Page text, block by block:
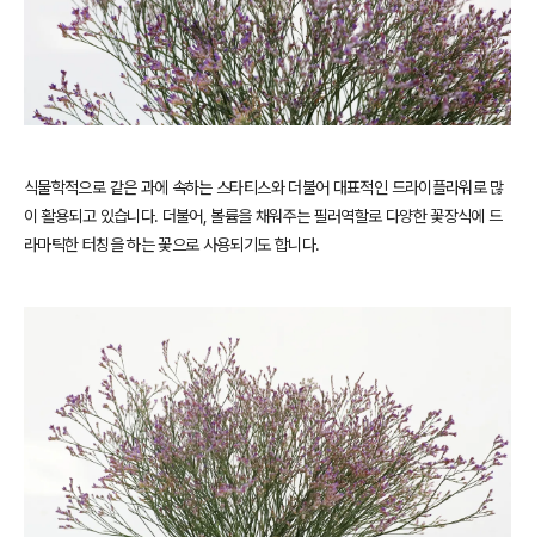
식물학적으로 같은 과에 속하는 스타티스와 더불어 대표적인 드라이플라워로 많
이 활용되고 있습니다. 더불어, 볼륨을 채워주는 필러역할로 다양한 꽃장식에 드
라마틱한 터칭을 하는 꽃으로 사용되기도 합니다.